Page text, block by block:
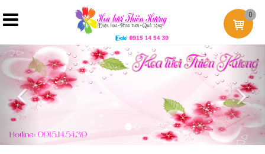
0
Previous